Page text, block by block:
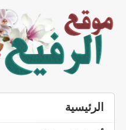
الرئيسية